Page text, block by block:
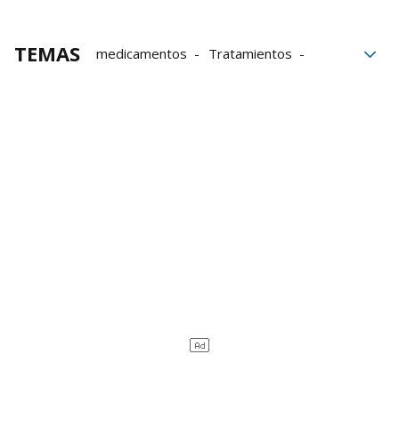
TEMAS medicamentos
Tratamientos